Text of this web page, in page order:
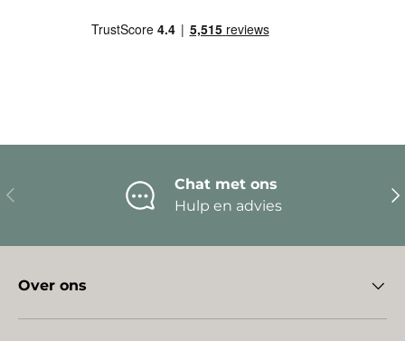
Vorige
Chat met ons
Hulp en advies
Over ons